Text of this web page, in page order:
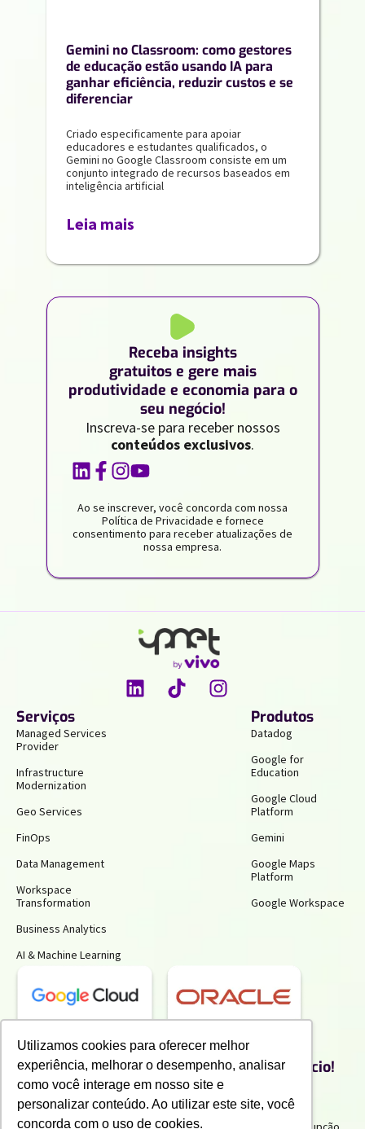
Utilizamos cookies para oferecer melhor
experiência, melhorar o desempenho, analisar
como você interage em nosso site e
personalizar conteúdo. Ao utilizar este site, você
concorda com o uso de cookies.
Gemini no Classroom: como gestores
de educação estão usando IA para
ganhar eficiência, reduzir custos e se
diferenciar
Criado especificamente para apoiar
educadores e estudantes qualificados, o
Gemini no Google Classroom consiste em um
conjunto integrado de recursos baseados em
inteligência artificial
Leia mais
Receba insights
gratuitos e gere mais
produtividade e economia para o
seu negócio!
Inscreva-se para receber nossos
conteúdos exclusivos.
Ao se inscrever, você concorda com nossa
Política de Privacidade e fornece
consentimento para receber atualizações de
nossa empresa.
Serviços
Managed Services
Provider
Infrastructure
Modernization
Geo Services
FinOps
Data Management
Workspace
Transformation
Business Analytics
AI & Machine Learning
Produtos
Datadog
Google for
Education
Google Cloud
Platform
Gemini
Google Maps
Platform
Google Workspace
Receba insights gratuitos e gere mais
produtividade e economia para o seu negócio!
Inscreva-se para receber nossos conteúdos exclusivos.